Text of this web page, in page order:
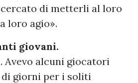
di metterli al loro
loro agio».
giovani.
Avevo alcuni giocatori
giorni per i soliti